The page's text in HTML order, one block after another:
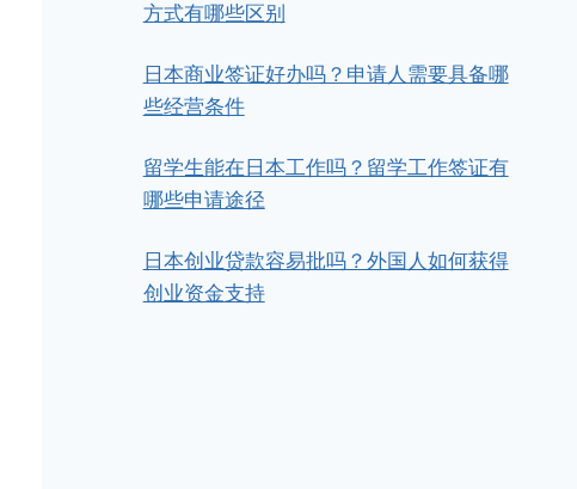
方式有哪些区别
日本商业签证好办吗？申请人需要具备哪
些经营条件
留学生能在日本工作吗？留学工作签证有
哪些申请途径
日本创业贷款容易批吗？外国人如何获得
创业资金支持